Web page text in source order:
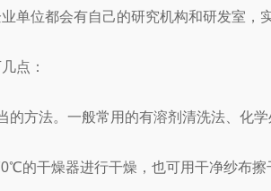
单位都会有自己的研究机构和研发室，
点：
法。一般常用的有溶剂清洗法、化学
干燥器进行干燥，也可用干净纱布擦